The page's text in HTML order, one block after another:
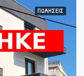
ΠΩΛΉΣΕΙΣ